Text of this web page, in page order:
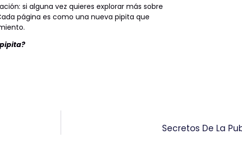
si alguna vez quieres explorar más sobre
página es como una nueva pipita que
Secretos De La